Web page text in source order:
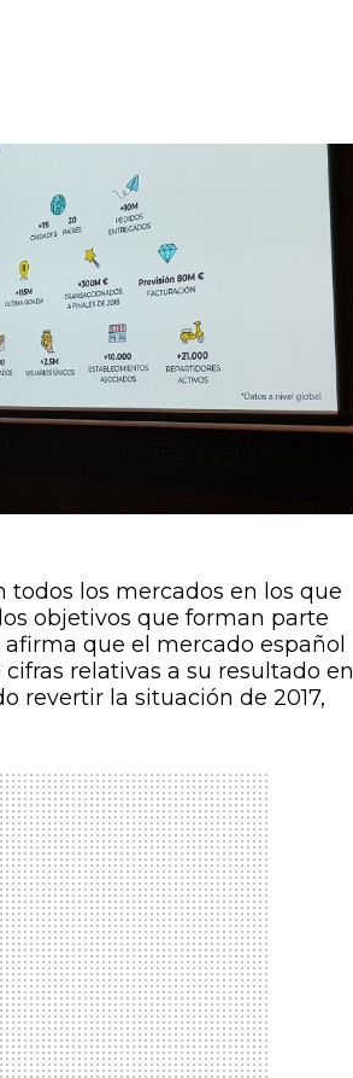
los mercados en los que
objetivos que forman parte
que el mercado español
relativas a su resultado en
revertir la situación de 2017,